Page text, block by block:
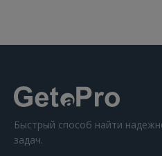
Быстрый способ найти
задач.